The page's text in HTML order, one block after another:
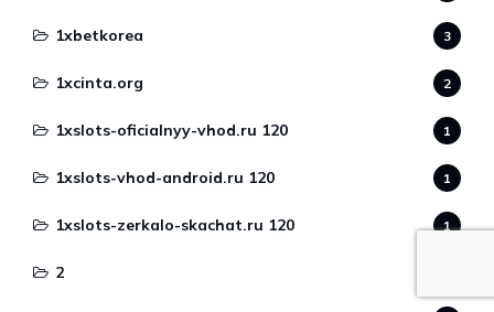
1xbetkorea 3
1xcinta.org 2
1xslots-oficialnyy-vhod.ru 120 1
1xslots-vhod-android.ru 120 1
1xslots-zerkalo-skachat.ru 120 1
2